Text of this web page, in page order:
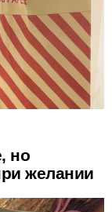
но
желании